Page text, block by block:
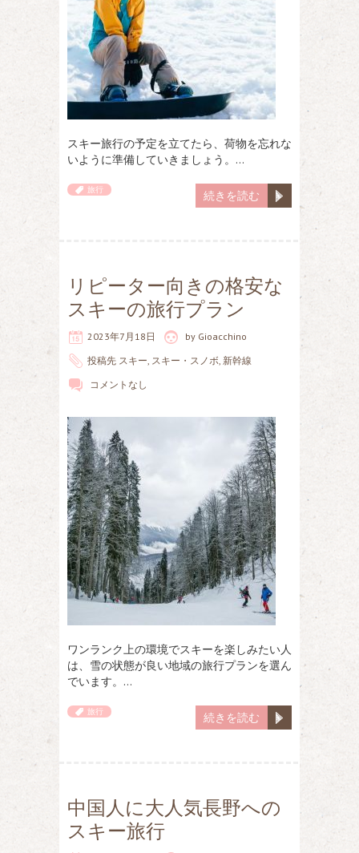
スキー旅行の予定を立てたら、荷物を忘れな
いように準備していきましょう。…
続きを読む
旅行
リピーター向きの格安な
スキーの旅行プラン
2023年7月18日 by Gioacchino
投稿先 スキー スキー・スノボ 新幹線
コメントなし
ワンランク上の環境でスキーを楽しみたい人
は、雪の状態が良い地域の旅行プランを選ん
でいます。…
続きを読む
旅行
中国人に大人気長野への
スキー旅行